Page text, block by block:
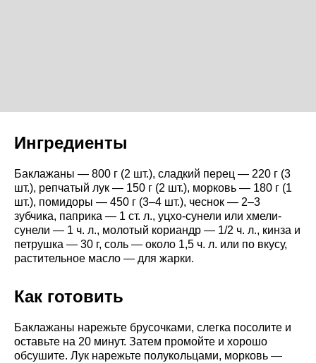
Ингредиенты
Баклажаны — 800 г (2 шт.), сладкий перец — 220 г (3
шт.), репчатый лук — 150 г (2 шт.), морковь — 180 г (1
шт.), помидоры — 450 г (3–4 шт.), чеснок — 2–3
зубчика, паприка — 1 ст. л., уцхо-сунели или хмели-
сунели — 1 ч. л., молотый кориандр — 1/2 ч. л., кинза и
петрушка — 30 г, соль — около 1,5 ч. л. или по вкусу,
растительное масло — для жарки.
Как готовить
Баклажаны нарежьте брусочками, слегка посолите и
оставьте на 20 минут. Затем промойте и хорошо
обсушите. Лук нарежьте полукольцами, морковь —